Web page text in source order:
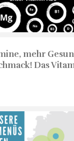
mehr
Das